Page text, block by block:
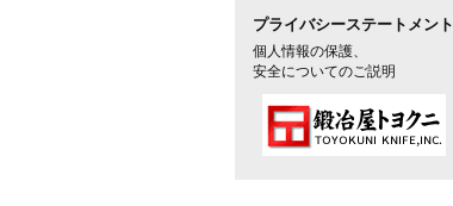
プライバシーステートメント
個人情報の保護、
安全についてのご説明